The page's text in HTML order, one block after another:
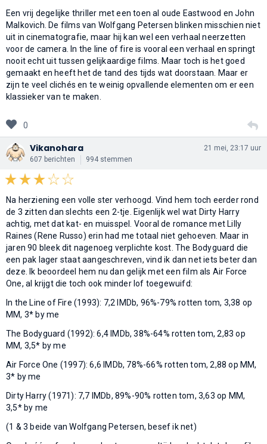
Een vrij degelijke thriller met een toen al oude Eastwood en John
Malkovich. De films van Wolfgang Petersen blinken misschien niet
uit in cinematografie, maar hij kan wel een verhaal neerzetten
voor de camera. In the line of fire is vooral een verhaal en springt
nooit echt uit tussen gelijkaardige films. Maar toch is het goed
gemaakt en heeft het de tand des tijds wat doorstaan. Maar er
zijn te veel clichés en te weinig opvallende elementen om er een
klassieker van te maken.
0
Vikanohara
607 berichten 994 stemmen
21 mei, 23:17 uur
Na herziening een volle ster verhoogd. Vind hem toch eerder rond
de 3 zitten dan slechts een 2-tje. Eigenlijk wel wat Dirty Harry
achtig, met dat kat- en muisspel. Vooral de romance met Lilly
Raines (Rene Russo) erin had me totaal niet gehoeven. Maar in
jaren 90 bleek dit nagenoeg verplichte kost. The Bodyguard die
een pak lager staat aangeschreven, vind ik dan net iets beter dan
deze. Ik beoordeel hem nu dan gelijk met een film als Air Force
One, al krijgt die toch ook minder lof toegewuifd:
In the Line of Fire (1993): 7,2 IMDb, 96%-79% rotten tom, 3,38 op
MM, 3* by me
The Bodyguard (1992): 6,4 IMDb, 38%-64% rotten tom, 2,83 op
MM, 3,5* by me
Air Force One (1997): 6,6 IMDb, 78%-66% rotten tom, 2,88 op MM,
3* by me
Dirty Harry (1971): 7,7 IMDb, 89%-90% rotten tom, 3,63 op MM,
3,5* by me
(1 & 3 beide van Wolfgang Petersen, besef ik net)